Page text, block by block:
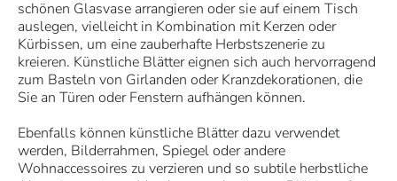
schönen Glasvase arrangieren oder sie auf einem Tisch
auslegen, vielleicht in Kombination mit Kerzen oder
Kürbissen, um eine zauberhafte Herbstszenerie zu
kreieren. Künstliche Blätter eignen sich auch hervorragend
zum Basteln von Girlanden oder Kranzdekorationen, die
Sie an Türen oder Fenstern aufhängen können.
Ebenfalls können künstliche Blätter dazu verwendet
werden, Bilderrahmen, Spiegel oder andere
Wohnaccessoires zu verzieren und so subtile herbstliche